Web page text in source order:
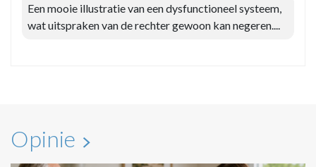
Een mooie illustratie van een dysfunctioneel systeem,
wat uitspraken van de rechter gewoon kan negeren....
Opinie